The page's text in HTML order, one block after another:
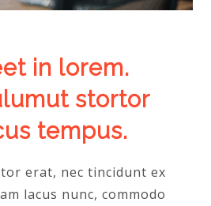
in lorem.
stortor
tempus.
erat, nec tincidunt ex
lacus nunc, commodo